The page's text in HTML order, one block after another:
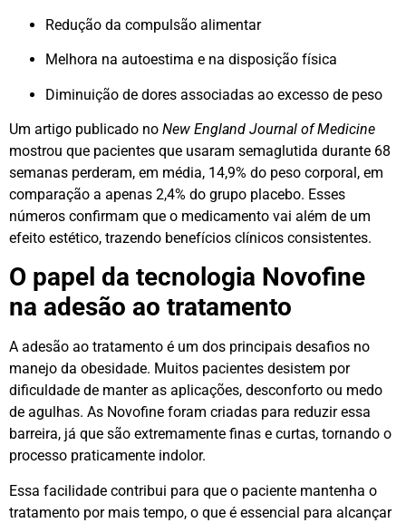
Redução da compulsão alimentar
Melhora na autoestima e na disposição física
Diminuição de dores associadas ao excesso de peso
Um artigo publicado no New England Journal of Medicine
mostrou que pacientes que usaram semaglutida durante 68
semanas perderam, em média, 14,9% do peso corporal, em
comparação a apenas 2,4% do grupo placebo. Esses
números confirmam que o medicamento vai além de um
efeito estético, trazendo benefícios clínicos consistentes.
O papel da tecnologia Novofine
na adesão ao tratamento
A adesão ao tratamento é um dos principais desafios no
manejo da obesidade. Muitos pacientes desistem por
dificuldade de manter as aplicações, desconforto ou medo
de agulhas. As Novofine foram criadas para reduzir essa
barreira, já que são extremamente finas e curtas, tornando o
processo praticamente indolor.
Essa facilidade contribui para que o paciente mantenha o
tratamento por mais tempo, o que é essencial para alcançar